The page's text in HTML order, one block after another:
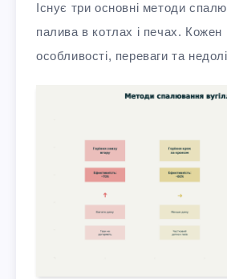
Існує три основні методи
палива в котлах і печах. Кожен
особливості, переваги та